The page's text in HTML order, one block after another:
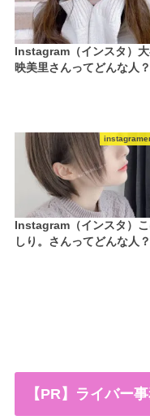
Instagram（インスタ）
映美里さんってどんな人？
Instagram（インスタ）
しり。さんってどんな人？
【PR】ライバー